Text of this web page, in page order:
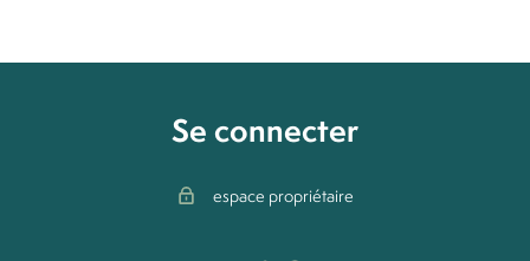
Se connecter
espace propriétaire